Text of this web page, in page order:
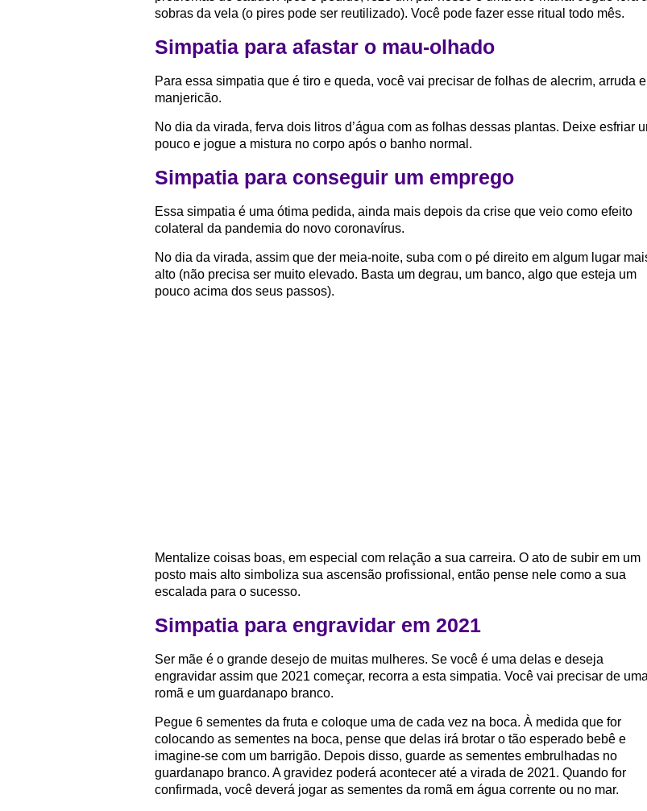
sobras da vela (o pires pode ser reutilizado). Você pode fazer esse ritual todo mês.
Simpatia para afastar o mau-olhado
Para essa simpatia que é tiro e queda, você vai precisar de folhas de alecrim, arruda e
manjericão.
No dia da virada, ferva dois litros d’água com as folhas dessas plantas. Deixe esfriar
pouco e jogue a mistura no corpo após o banho normal.
Simpatia para conseguir um emprego
Essa simpatia é uma ótima pedida, ainda mais depois da crise que veio como efeito
colateral da pandemia do novo coronavírus.
No dia da virada, assim que der meia-noite, suba com o pé direito em algum lugar
alto (não precisa ser muito elevado. Basta um degrau, um banco, algo que esteja um
pouco acima dos seus passos).
Mentalize coisas boas, em especial com relação a sua carreira. O ato de subir em um
posto mais alto simboliza sua ascensão profissional, então pense nele como a sua
escalada para o sucesso.
Simpatia para engravidar em 2021
Ser mãe é o grande desejo de muitas mulheres. Se você é uma delas e deseja
engravidar assim que 2021 começar, recorra a esta simpatia. Você vai precisar de uma
romã e um guardanapo branco.
Pegue 6 sementes da fruta e coloque uma de cada vez na boca. À medida que for
colocando as sementes na boca, pense que delas irá brotar o tão esperado bebê e
imagine-se com um barrigão. Depois disso, guarde as sementes embrulhadas no
guardanapo branco. A gravidez poderá acontecer até a virada de 2021. Quando for
confirmada, você deverá jogar as sementes da romã em água corrente ou no mar.